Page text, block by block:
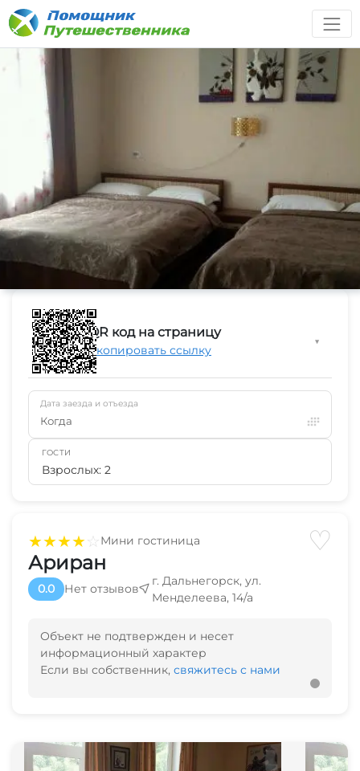
★★★★☆Мини гостиница ♡
Ариран
0.0 Нет отзывов
г. Дальнегорск, ул.
Менделеева, 14/а
Объект не подтвержден и несет
информационный характер
Если вы собственник, свяжитесь с нами
QR код на страницу
Скопировать ссылку
▼
Дата заезда и отъезда
Когда
ГОСТИ
Взрослых: 2